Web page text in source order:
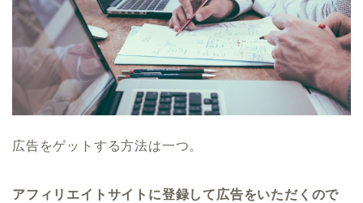
広告をゲットする方法は一つ。
アフィリエイトサイトに登録して広告をいただくので